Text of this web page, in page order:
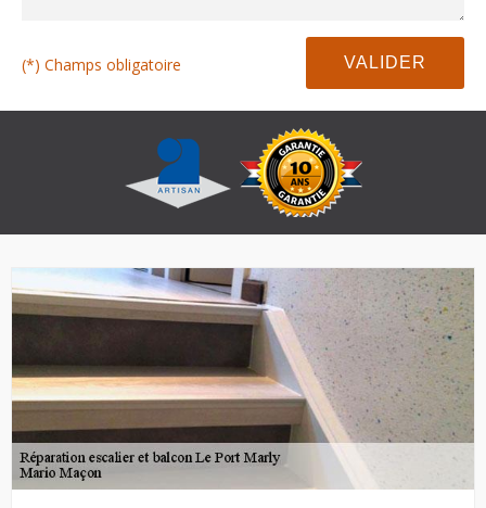
(*) Champs obligatoire